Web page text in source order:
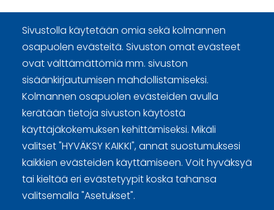
Sivustolla käytetään omia sekä kolmannen
osapuolen evästeitä. Sivuston omat evästeet
ovat välttämättömiä mm. sivuston
sisäänkirjautumisen mahdollistamiseksi.
Kolmannen osapuolen evästeiden avulla
kerätään tietoja sivuston käytöstä
käyttäjäkokemuksen kehittämiseksi. Mikäli
valitset "HYVÄKSY KAIKKI", annat suostumuksesi
kaikkien evästeiden käyttämiseen. Voit hyväksyä
tai kieltää eri evästetyypit koska tahansa
valitsemalla "Asetukset".
Curling Finland
Curling.fi
Curling Finland